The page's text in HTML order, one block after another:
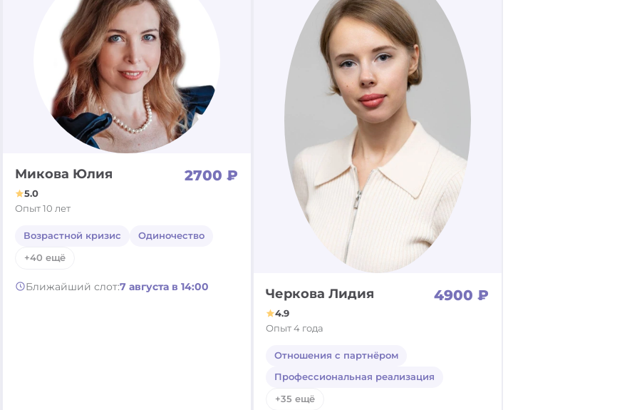
Микова Юлия 2700 ₽
5.0
Опыт 10 лет
Возрастной кризис Одиночество
+40 ещё
Ближайший слот:7 августа в 14:00 Черкова Лидия 4900 ₽
4.9
Опыт 4 года
Отношения с партнёром
Профессиональная реализация
+35 ещё